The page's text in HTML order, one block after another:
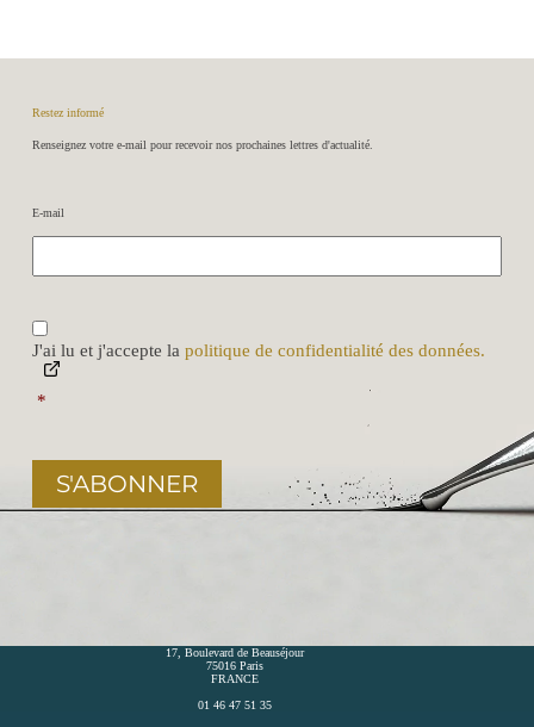
Restez informé
Renseignez votre e-mail pour recevoir nos prochaines lettres d'actualité.
E-mail
P
D
*
J'ai lu et j'accepte la politique de confidentialité des données.
*
S'ABONNER
17, Boulevard de Beauséjour
75016 Paris
FRANCE
01 46 47 51 35